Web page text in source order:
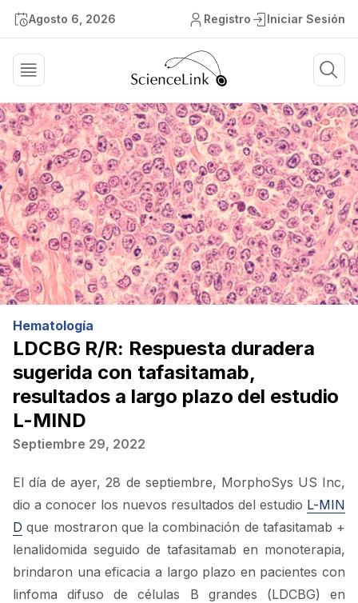
Agosto 6, 2026 Registro Iniciar Sesión
Hematología
LDCBG R/R: Respuesta duradera
sugerida con tafasitamab,
resultados a largo plazo del estudio
L-MIND
Septiembre 29, 2022
El día de ayer, 28 de septiembre, MorphoSys US Inc,
dio a conocer los nuevos resultados del estudio L-MIN
D que mostraron que la combinación de tafasitamab +
lenalidomida seguido de tafasitamab en monoterapia,
brindaron una eficacia a largo plazo en pacientes con
linfoma difuso de células B grandes (LDCBG) en